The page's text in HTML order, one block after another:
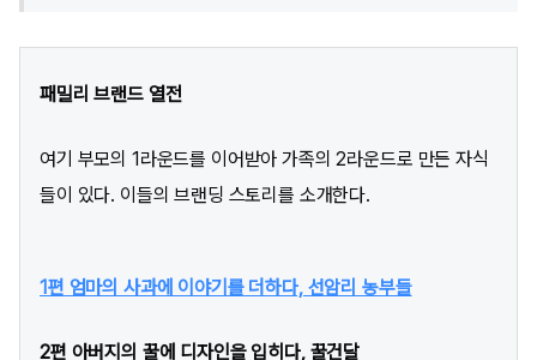
패밀리 브랜드 열전
여기 부모의 1라운드를 이어받아 가족의 2라운드로 만든 자식
들이 있다. 이들의 브랜딩 스토리를 소개한다.
1편 엄마의 사과에 이야기를 더하다, 선암리 농부들
2편 아버지의 꿀에 디자인을 입히다, 꿀건달